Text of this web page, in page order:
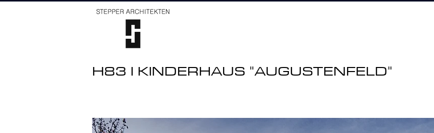
H83 I KINDERHAUS "AUGUSTENFELD"